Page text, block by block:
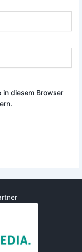
in diesem Browser